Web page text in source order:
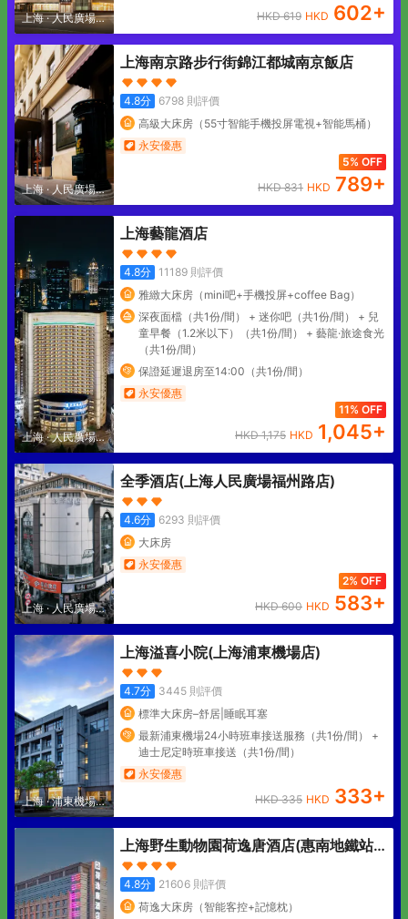
上海·人民廣場地
區
HKD619 HKD 602+
上海·人民廣場地
區
上海南京路步行街錦江都城南京飯店
4.8分 6798則評價
高級大床房（55寸智能手機投屏電視+智能馬桶）
永安優惠
5% OFF
HKD831 HKD 789+
上海·人民廣場地
區
上海藝龍酒店
4.8分 11189則評價
雅緻大床房（mini吧+手機投屏+coffee Bag）
深夜面檔（共1份/間） + 迷你吧（共1份/間） + 兒
童早餐（1.2米以下）（共1份/間） + 藝龍·旅途食光
（共1份/間）
保證延遲退房至14:00（共1份/間）
永安優惠
11% OFF
HKD1,175 HKD 1,045+
上海·人民廣場地
區
全季酒店(上海人民廣場福州路店)
4.6分 6293 則評價
大床房
永安優惠
2% OFF
HKD600 HKD 583+
上海·浦東機場核
心區
上海溢喜小院(上海浦東機場店)
4.7分 3445則評價
標準大床房–舒居|睡眠耳塞
最新浦東機場24小時班車接送服務（共1份/間） +
迪士尼定時班車接送（共1份/間）
永安優惠
HKD335 HKD 333+
上海野生動物園荷逸唐酒店(惠南地鐵站
店)
4.8分 21606則評價
荷逸大床房（智能客控+記憶枕）